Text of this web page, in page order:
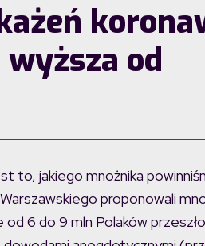
od
to, jakiego mnożnika
proponowali
6 do 9 mln Polaków